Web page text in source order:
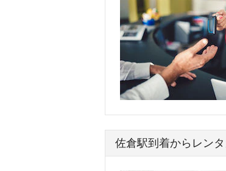
佐倉駅到着からレン